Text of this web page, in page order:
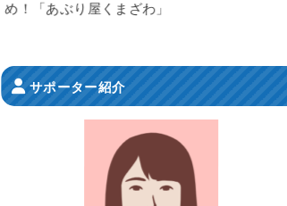
め！「あぶり屋くまざわ」
サポーター紹介